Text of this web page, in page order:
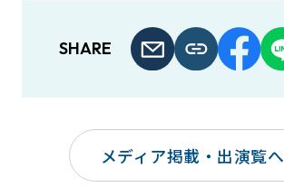
SHARE
メディア掲載・出演覧へ